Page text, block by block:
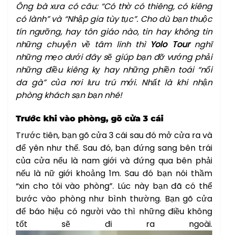
Ông bà xưa có câu: “Có thờ có thiêng, có kiêng
có lành” và “Nhập gia tùy tục”. Cho dù bạn thuộc
tín ngưỡng, hay tôn giáo nào, tin hay không tin
những chuyện về tâm linh thì Yolo Tournghĩ
những mẹo dưới đây sẽ giúp bạn đỡ vướng phải
những điều kiêng kỵ hay những phiền toái “nổi
da gà” của nơi lưu trú mới. Nhất là khi nhận
phòng khách sạn bạn nhé!
Trước khi vào phòng, gõ cửa 3 cái
Trước tiên, bạn gõ cửa 3 cái sau đó mở cửa ra và
để yên như thế. Sau đó, bạn đứng sang bên trái
của cửa nếu là nam giới và đứng qua bên phải
nếu là nữ giới khoảng 1m. Sau đó bạn nói thầm
“xin cho tôi vào phòng”. Lúc này bạn đã có thể
bước vào phòng như bình thường. Bạn gõ cửa
để báo hiệu có người vào thì những điều không
tốt sẽ đi ra ngoài.